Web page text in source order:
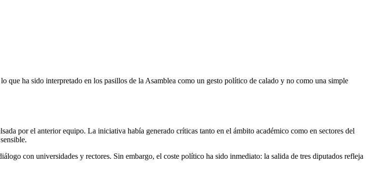
ha sido interpretado en los pasillos de la Asamblea como un gesto político de calado y no como una simple
por el anterior equipo. La iniciativa había generado críticas tanto en el ámbito académico como en sectores del
con universidades y rectores. Sin embargo, el coste político ha sido inmediato: la salida de tres diputados refleja